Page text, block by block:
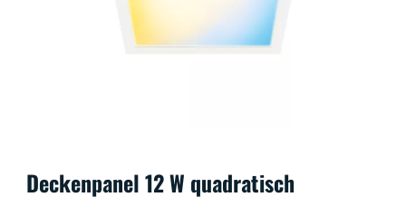
Deckenpanel 12 W quadratisch